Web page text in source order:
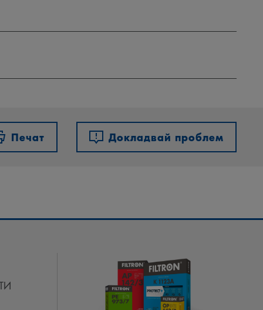
Печат Докладвай проблем